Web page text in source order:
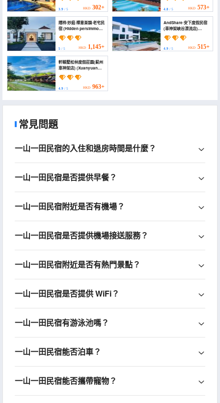
3.9 / 5 HKD 302+
Mountain Lodge
(Cheshenjia Canyon
Rafting))
4.8/ 5 HKD 573+
隱柿·妙庭·禪意茶韻·老宅民
宿 (Hidden persimmon ·
Miao Ting · Zen Tea
Rhyme · Old house
B&B)
5 / 5 HKD 1,145+
AndShare·安下度假民宿
(車神架峽谷漂流店)
(Anxia Holiday
Homestay (Cangzhou
Cheshenjia Branch))
4.9/ 5 HKD 515+
軒轅墅松林度假莊園(薊州
車神架店) (Xuanyuan
Villa|Pine Forest Resort
Manor (Jizhou
Cheshenjia Store))
4.9 / 5 HKD 963+
常見問題
一山一田民宿的入住和退房時間是什麼？
一山一田民宿是否提供早餐？
一山一田民宿附近是否有機場？
一山一田民宿是否提供機場接送服務？
一山一田民宿附近是否有熱門景點？
一山一田民宿是否提供 WiFi？
一山一田民宿有游泳池嗎？
一山一田民宿能否泊車？
一山一田民宿能否攜帶寵物？